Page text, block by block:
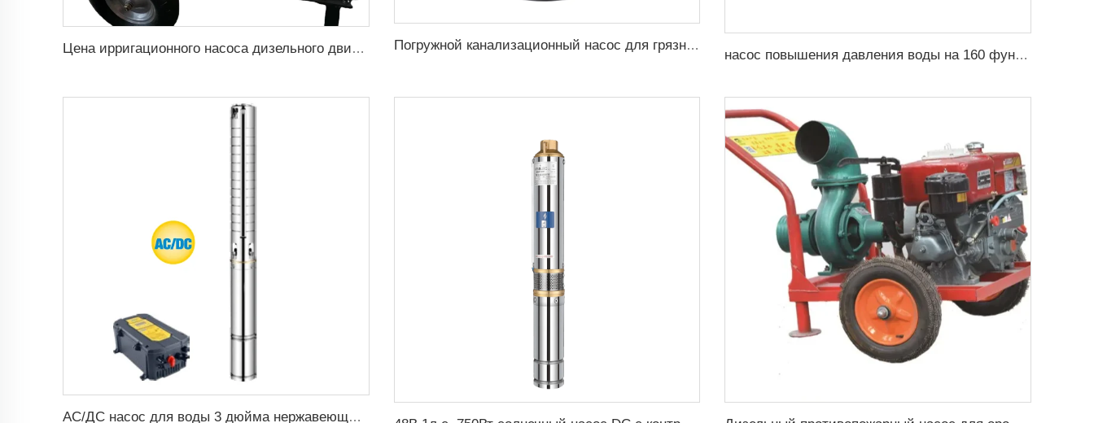
Цена ирригационного насоса дизельного двигателя Погружной канализационный насос для грязной воды
насос повышения давления воды на 160 фунтов на квадратный дюйм домашний автоматический
АС/ДС насос для воды 3 дюйма нержавеющий имPELLER солнечный насос для воды для сельского хозяйства